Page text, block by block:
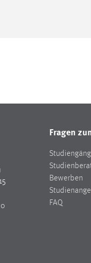
Fragen
Bewerben
FAQ